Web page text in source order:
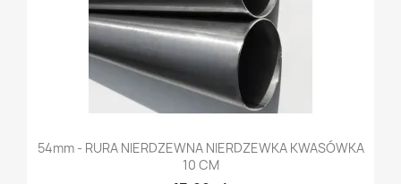
54mm - RURA NIERDZEWNA NIERDZEWKA KWASÓWKA
10 CM